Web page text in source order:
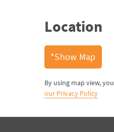
Location
Show Map*
our Privacy Policy